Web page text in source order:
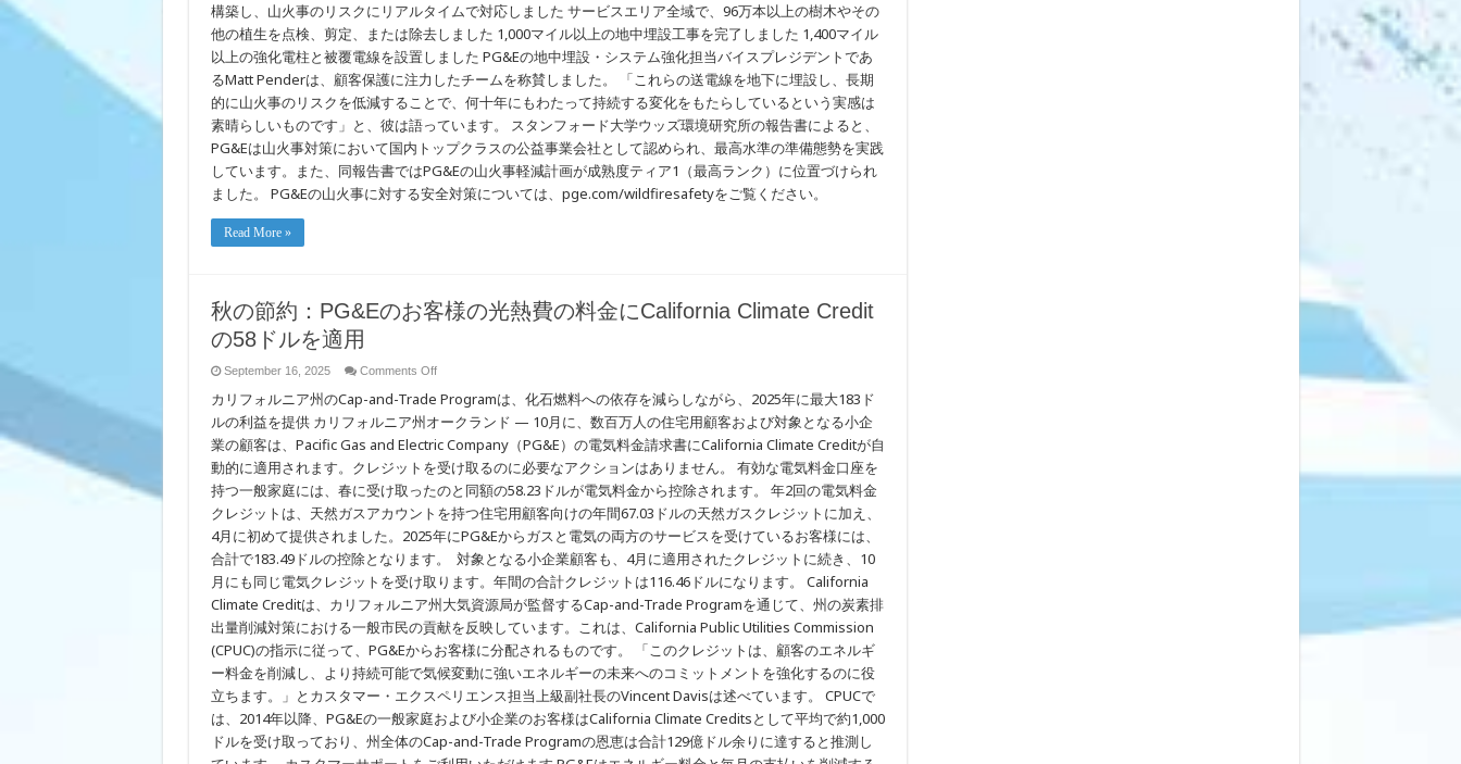
構築し、山火事のリスクにリアルタイムで対応しました サービスエリア全域で、96万本以上の樹木やその
他の植生を点検、剪定、または除去しました 1,000マイル以上の地中埋設工事を完了しました 1,400マイル
以上の強化電柱と被覆電線を設置しました PG&Eの地中埋設・システム強化担当バイスプレジデントであ
るMatt Penderは、顧客保護に注力したチームを称賛しました。 「これらの送電線を地下に埋設し、長期
的に山火事のリスクを低減することで、何十年にもわたって持続する変化をもたらしているという実感は
素晴らしいものです」と、彼は語っています。 スタンフォード大学ウッズ環境研究所の報告書によると、
PG&Eは山火事対策において国内トップクラスの公益事業会社として認められ、最高水準の準備態勢を実践
しています。また、同報告書ではPG&Eの山火事軽減計画が成熟度ティア1（最高ランク）に位置づけられ
ました。 PG&Eの山火事に対する安全対策については、pge.com/wildfiresafetyをご覧ください。
Read More »
秋の節約：PG&Eのお客様の光熱費の料金にCalifornia Climate Credit
の58ドルを適用
September 16, 2025 Comments Offon
の
節
約：
PG&E
の
お
客
様
の
光
熱
費
の
料
金
California
Climate
Credit
の
58
ド
ル
を
カリフォルニア州のCap-and-Trade Programは、化石燃料への依存を減らしながら、2025年に最大183ド
ルの利益を提供 カリフォルニア州オークランド — 10月に、数百万人の住宅用顧客および対象となる小企
業の顧客は、Pacific Gas and Electric Company（PG&E）の電気料金請求書にCalifornia Climate Creditが自
動的に適用されます。クレジットを受け取るのに必要なアクションはありません。 有効な電気料金口座を
持つ一般家庭には、春に受け取ったのと同額の58.23ドルが電気料金から控除されます。 年2回の電気料金
クレジットは、天然ガスアカウントを持つ住宅用顧客向けの年間67.03ドルの天然ガスクレジットに加え、
4月に初めて提供されました。2025年にPG&Eからガスと電気の両方のサービスを受けているお客様には、
合計で183.49ドルの控除となります。 対象となる小企業顧客も、4月に適用されたクレジットに続き、10
月にも同じ電気クレジットを受け取ります。年間の合計クレジットは116.46ドルになります。 California
Climate Creditは、カリフォルニア州大気資源局が監督するCap-and-Trade Programを通じて、州の炭素排
出量削減対策における一般市民の貢献を反映しています。これは、California Public Utilities Commission
(CPUC)の指示に従って、PG&Eからお客様に分配されるものです。 「このクレジットは、顧客のエネルギ
ー料金を削減し、より持続可能で気候変動に強いエネルギーの未来へのコミットメントを強化するのに役
立ちます。」とカスタマー・エクスペリエンス担当上級副社長のVincent Davisは述べています。 CPUCで
は、2014年以降、PG&Eの一般家庭および小企業のお客様はCalifornia Climate Creditsとして平均で約1,000
ドルを受け取っており、州全体のCap-and-Trade Programの恩恵は合計129億ドル余りに達すると推測し